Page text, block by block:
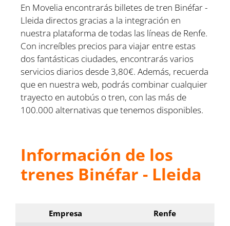
En Movelia encontrarás billetes de tren Binéfar -
Lleida directos gracias a la integración en
nuestra plataforma de todas las líneas de Renfe.
Con increíbles precios para viajar entre estas
dos fantásticas ciudades, encontrarás varios
servicios diarios desde 3,80€. Además, recuerda
que en nuestra web, podrás combinar cualquier
trayecto en autobús o tren, con las más de
100.000 alternativas que tenemos disponibles.
Información de los
trenes Binéfar - Lleida
Empresa Renfe